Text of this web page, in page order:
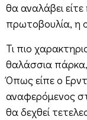
θα αναλάβει
πρωτοβουλία, η
Τι πιο
θαλάσσια
Όπως είπε ο
αναφερόμενος
θα δεχθεί